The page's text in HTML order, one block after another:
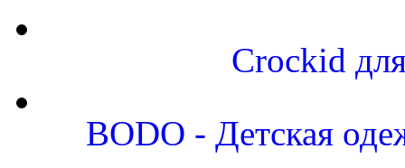
Crockid
BODO - Детская